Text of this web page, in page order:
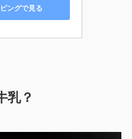
ングで見る
乳？